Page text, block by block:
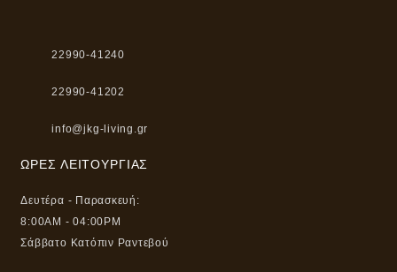
22990-41240
22990-41202
info@jkg-living.gr
ΏΡΕΣ ΛΕΙΤΟΥΡΓΊΑΣ
Δευτέρα - Παρασκευή:
8:00AM - 04:00PM
Σάββατο Κατόπιν Ραντεβού